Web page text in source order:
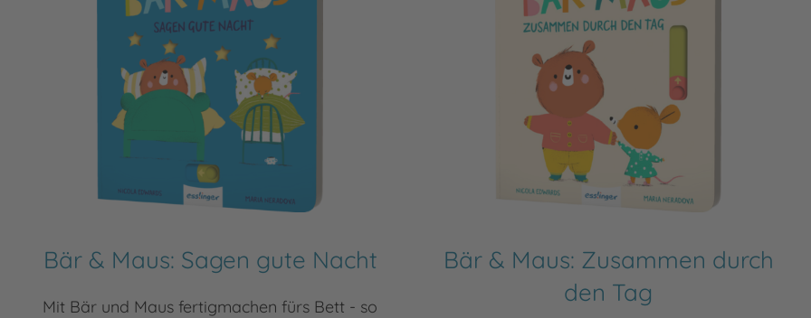
Bär & Maus: Sagen gute Nacht
Mit Bär und Maus fertigmachen fürs Bett - so
Bär & Maus: Zusammen durch
den Tag